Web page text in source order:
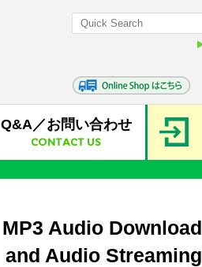
Q&A／お問い合わせ
CONTACT US
MP3 Audio Download
and Audio Streaming